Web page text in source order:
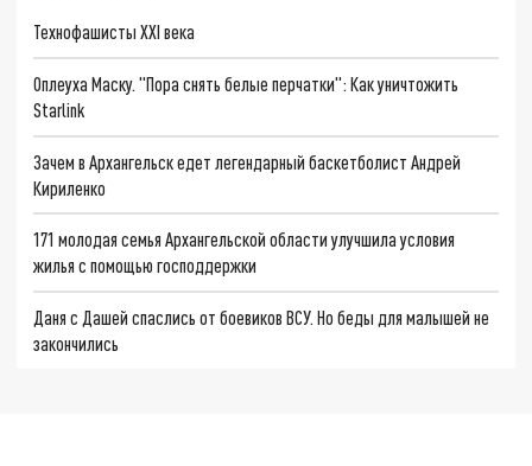
Технофашисты XXI века
Оплеуха Маску. "Пора снять белые перчатки": Как уничтожить
Starlink
Зачем в Архангельск едет легендарный баскетболист Андрей
Кириленко
171 молодая семья Архангельской области улучшила условия
жилья с помощью господдержки
Даня с Дашей спаслись от боевиков ВСУ. Но беды для малышей не
закончились